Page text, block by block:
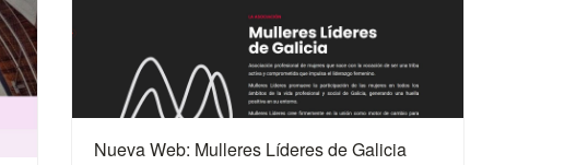
Nueva Web: Mulleres Líderes de Galicia